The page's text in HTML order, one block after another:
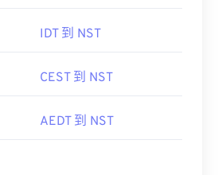
IDT 到 NST
CEST 到 NST
AEDT 到 NST